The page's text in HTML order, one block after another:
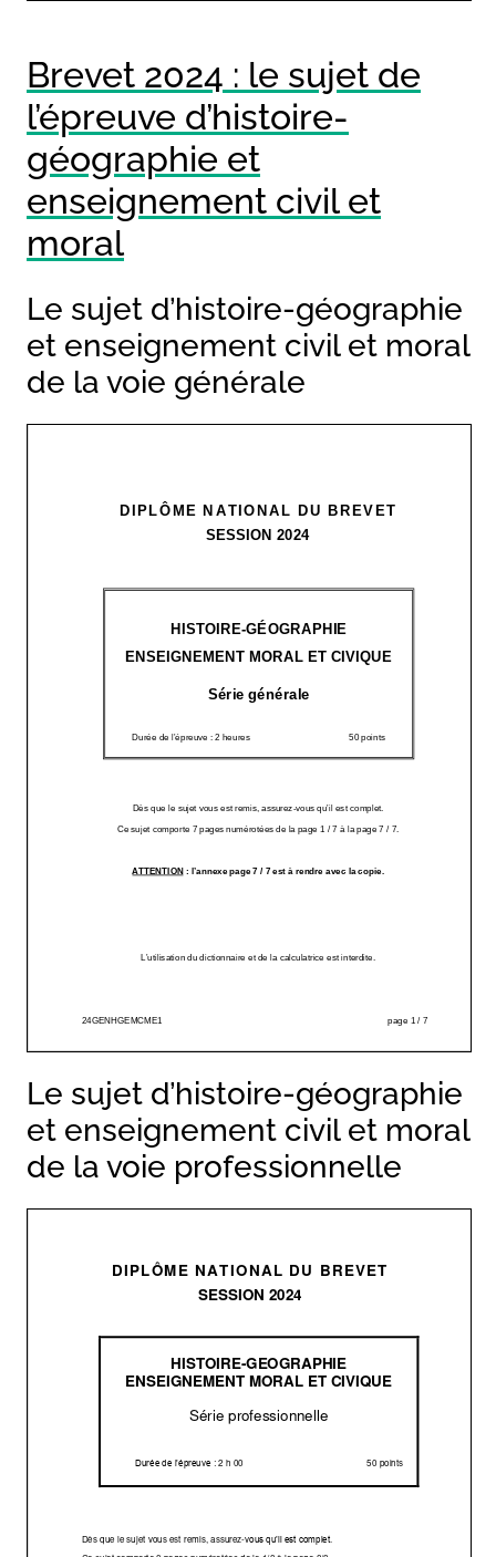
Brevet 2024 : le sujet de
l’épreuve d’histoire-
géographie et
enseignement civil et
moral
Le sujet d’histoire-géographie
et enseignement civil et moral
de la voie générale
Le sujet d’histoire-géographie
et enseignement civil et moral
de la voie professionnelle